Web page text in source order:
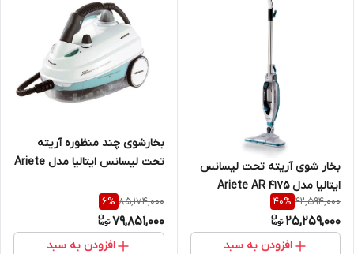
بخار شوی آریته تحت لیسانس
ایتالیا مدل Ariete AR 4175
42,594,000
40%
25,259,000
افزودن به سبد
بخارشوی چند منظوره آریته
تحت لیسانس ایتالیا مدل Ariete
85,174,000
6%
79,851,000
افزودن به سبد